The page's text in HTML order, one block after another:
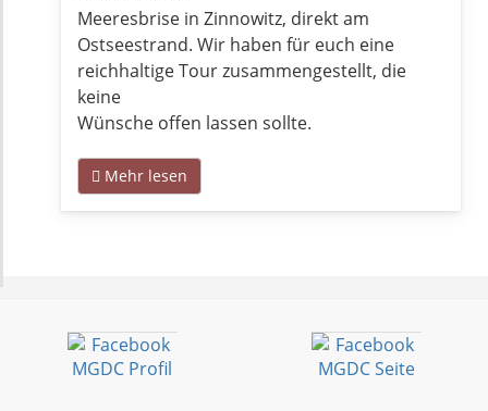
Meeresbrise in Zinnowitz, direkt am
Ostseestrand. Wir haben für euch eine
reichhaltige Tour zusammengestellt, die
keine
Wünsche offen lassen sollte.
Mehr lesen